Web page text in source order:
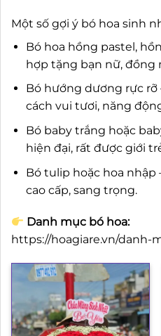
Một số gợi ý bó hoa sinh
Bó hoa hồng pastel,
hợp tặng bạn nữ, đồng
Bó hướng dương rực
cách vui tươi, năng
Bó baby trắng hoặc
hiện đại, rất được giới
Bó tulip hoặc hoa
cao cấp, sang trọng.
Danh mục bó hoa:
https://hoagiare.vn/danh-